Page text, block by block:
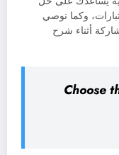
وكما نوصي
أثناء شرح
Choose